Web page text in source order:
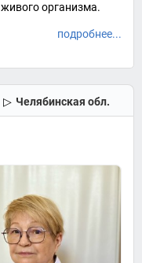
живого организма.
подробнее...
▷ Челябинская обл.